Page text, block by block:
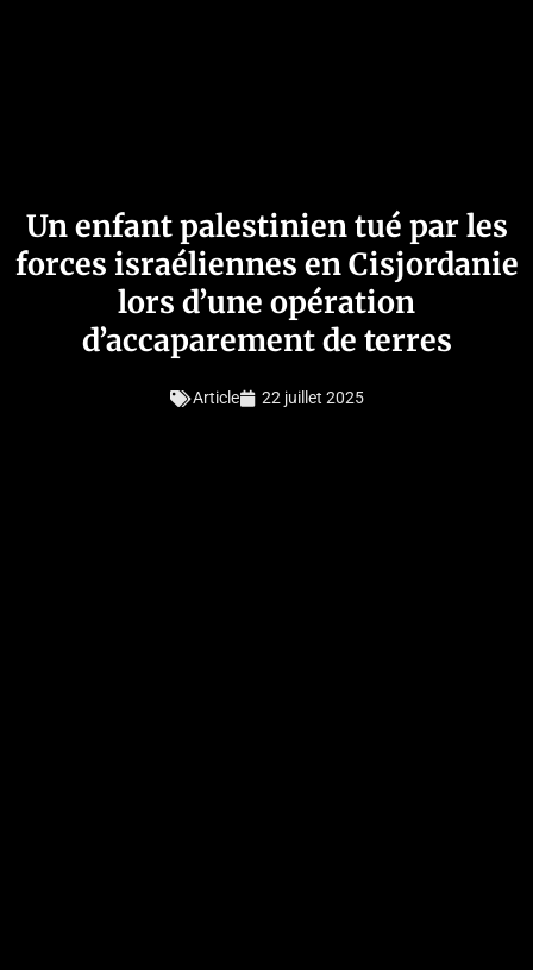
Un enfant palestinien tué par les
forces israéliennes en Cisjordanie
lors d’une opération
d’accaparement de terres
Article 22 juillet 2025